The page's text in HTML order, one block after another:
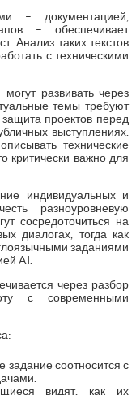
– документацией,
– обеспечивает
Анализ таких текстов
с техническими
развивать через
темы требуют
проектов перед
выступлениях.
технические
критически важно для
индивидуальных и
разноуровневую
сосредоточиться на
диалогах, тогда как
заданиями
AI.
через разбор
с современными
задание соотносится с
видят, как их